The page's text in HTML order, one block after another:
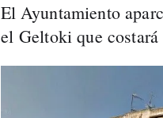
El Ayuntamiento
el Geltoki que